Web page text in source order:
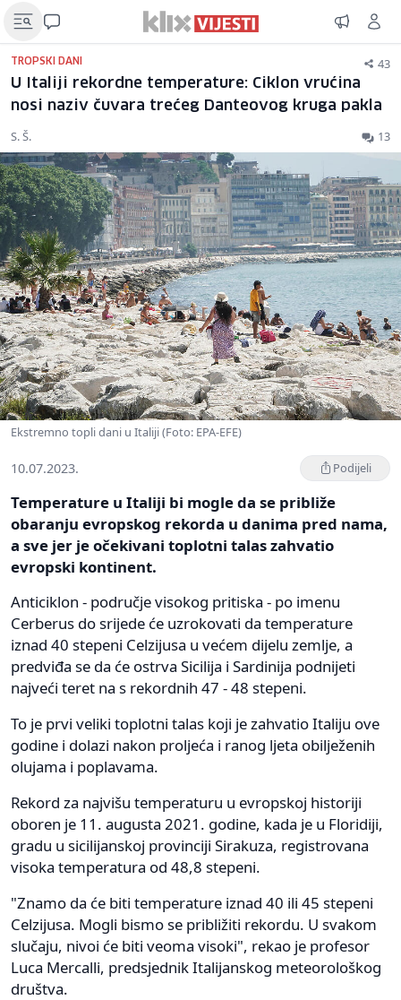
TROPSKI DANI 43
U Italiji rekordne temperature: Ciklon vrućina
nosi naziv čuvara trećeg Danteovog kruga pakla
S. Š. 13
Ekstremno topli dani u Italiji (Foto: EPA-EFE)
10.07.2023. Podijeli
Temperature u Italiji bi mogle da se približe
obaranju evropskog rekorda u danima pred nama,
a sve jer je očekivani toplotni talas zahvatio
evropski kontinent.
Anticiklon - područje visokog pritiska - po imenu
Cerberus do srijede će uzrokovati da temperature
iznad 40 stepeni Celzijusa u većem dijelu zemlje, a
predviđa se da će ostrva Sicilija i Sardinija podnijeti
najveći teret na s rekordnih 47 - 48 stepeni.
To je prvi veliki toplotni talas koji je zahvatio Italiju ove
godine i dolazi nakon proljeća i ranog ljeta obilježenih
olujama i poplavama.
Rekord za najvišu temperaturu u evropskoj historiji
oboren je 11. augusta 2021. godine, kada je u Floridiji,
gradu u sicilijanskoj provinciji Sirakuza, registrovana
visoka temperatura od 48,8 stepeni.
"Znamo da će biti temperature iznad 40 ili 45 stepeni
Celzijusa. Mogli bismo se približiti rekordu. U svakom
slučaju, nivoi će biti veoma visoki", rekao je profesor
Luca Mercalli, predsjednik Italijanskog meteorološkog
društva.